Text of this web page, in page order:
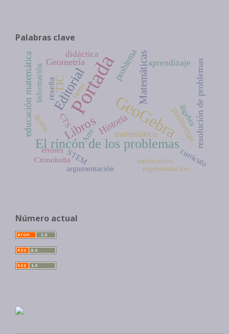
Palabras clave
PortadaGeoGebra
Editorial
El rincón de los problemas
Libros
TIC Matemáticas
educación matemática Historiamatemática resolución de problemas
problema
Geometría
problemas
reseña
aprendizaje
didáctica
motivación
STEM
álgebra
errores
firma
argumentación
Arte
Cronoludia
representacióncurrículo
Información
CTS
grafos
Número actual